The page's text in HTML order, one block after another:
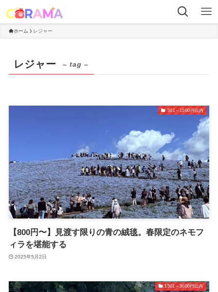
ホーム レジャー
レジャー – tag –
501～1500円以内
【800円〜】見渡す限りの青の絨毯。春限定のネモフ
ィラを堪能する
2025年5月2日
1501～3000円以内